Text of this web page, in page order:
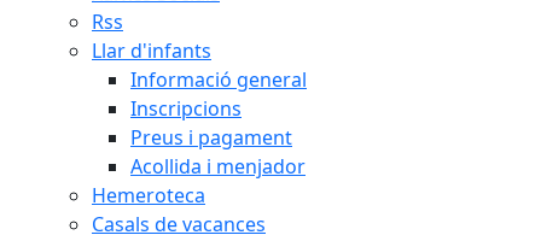
Rss
Llar d'infants
Informació general
Inscripcions
Preus i pagament
Acollida i menjador
Hemeroteca
Casals de vacances